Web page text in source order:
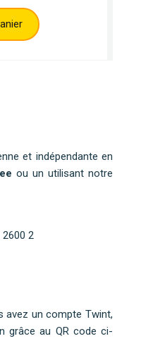
et indépendante en
ou un utilisant notre
2600 2
avez un compte Twint,
grâce au QR code ci-